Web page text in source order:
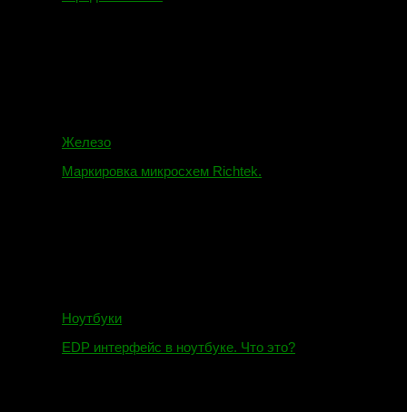
Железо
Маркировка микросхем Richtek.
Ноутбуки
EDP интерфейс в ноутбуке. Что это?